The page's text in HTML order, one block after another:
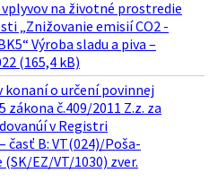
vplyvov na životné prostredie
„Znižovanie emisií CO2 -
Výroba sladu a piva –
(165,4 kB)
konaní o určení povinnej
č.409/2011 Z.z. za
v Registri
B: VT(024)/Poša-
EZ/VT/1030) zver.